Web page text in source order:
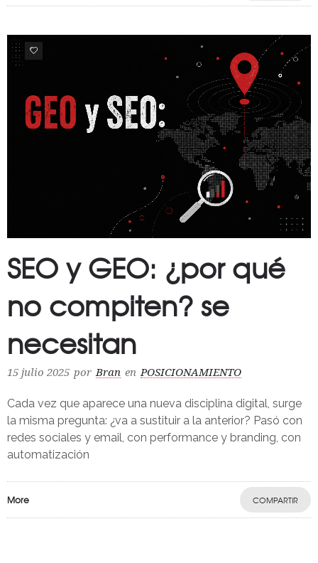
0
SEO y GEO: ¿por qué
no compiten? se
necesitan
15 julio 2025 por Bran en POSICIONAMIENTO
Cada vez que aparece una nueva disciplina digital, surge
la misma pregunta: ¿va a sustituir a la anterior? Pasó con
redes sociales y email, con performance y branding, con
automatización
More COMPARTIR